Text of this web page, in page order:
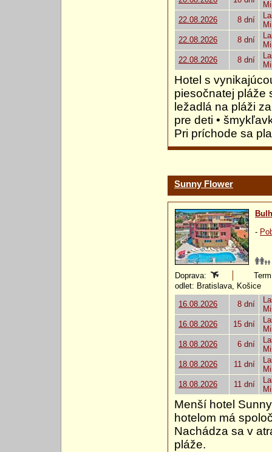
22.08.2026
8 dní
22.08.2026
8 dní
22.08.2026
8 dní
Hotel s
piesočnatej pláže
ležadlá na pláži
pre deti •
Pri príchode sa
Sunny Flower
-
Doprava:
odlet: Bratislava, Košice
16.08.2026
8 dní
16.08.2026
15 dní
18.08.2026
6 dní
18.08.2026
11 dní
18.08.2026
11 dní
Menší hotel
hotelom má
Nachádza sa v
pláže.